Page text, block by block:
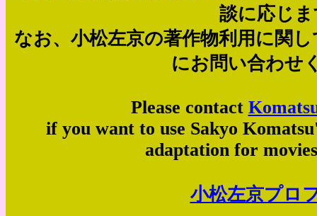
談に応じ
なお、小松左京の著作物利用に関
にお問い合わせ
Please contact
if you want to use Sakyo
adaptation for
小松左京プロ